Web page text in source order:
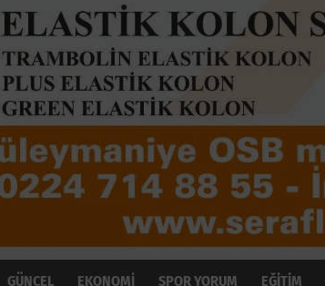
GÜNCEL EKONOMİ SPOR YORUM EĞİTİM